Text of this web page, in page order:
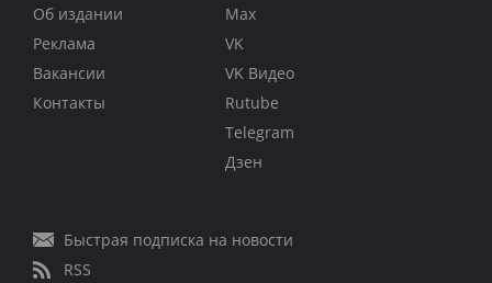
Об издании
Реклама
Вакансии
Контакты
Max
VK
VK Видео
Rutube
Telegram
Дзен
Быстрая подписка на новости
RSS